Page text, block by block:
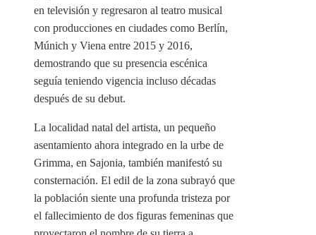
en televisión y regresaron al teatro musical
con producciones en ciudades como Berlín,
Múnich y Viena entre 2015 y 2016,
demostrando que su presencia escénica
seguía teniendo vigencia incluso décadas
después de su debut.
La localidad natal del artista, un pequeño
asentamiento ahora integrado en la urbe de
Grimma, en Sajonia, también manifestó su
consternación. El edil de la zona subrayó que
la población siente una profunda tristeza por
el fallecimiento de dos figuras femeninas que